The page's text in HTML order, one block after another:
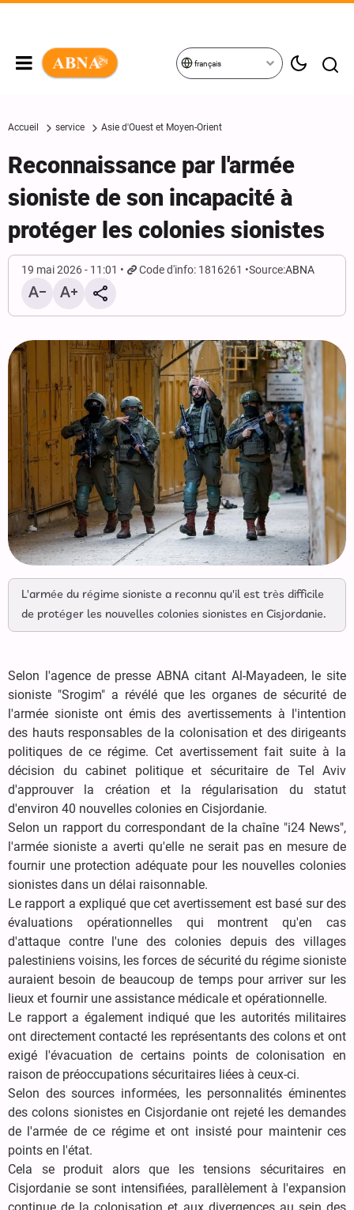
français
Accueil service Asie d'Ouest et Moyen-Orient
Reconnaissance par l'armée
sioniste de son incapacité à
protéger les colonies sionistes
19 mai 2026 - 11:01 Code d'info: 1816261 Source:ABNA
L'armée du régime sioniste a reconnu qu'il est très difficile
de protéger les nouvelles colonies sionistes en Cisjordanie.
Selon l'agence de presse ABNA citant Al-Mayadeen, le site
sioniste "Srogim" a révélé que les organes de sécurité de
l'armée sioniste ont émis des avertissements à l'intention
des hauts responsables de la colonisation et des dirigeants
politiques de ce régime. Cet avertissement fait suite à la
décision du cabinet politique et sécuritaire de Tel Aviv
d'approuver la création et la régularisation du statut
d'environ 40 nouvelles colonies en Cisjordanie.
Selon un rapport du correspondant de la chaîne "i24 News",
l'armée sioniste a averti qu'elle ne serait pas en mesure de
fournir une protection adéquate pour les nouvelles colonies
sionistes dans un délai raisonnable.
Le rapport a expliqué que cet avertissement est basé sur des
évaluations opérationnelles qui montrent qu'en cas
d'attaque contre l'une des colonies depuis des villages
palestiniens voisins, les forces de sécurité du régime sioniste
auraient besoin de beaucoup de temps pour arriver sur les
lieux et fournir une assistance médicale et opérationnelle.
Le rapport a également indiqué que les autorités militaires
ont directement contacté les représentants des colons et ont
exigé l'évacuation de certains points de colonisation en
raison de préoccupations sécuritaires liées à ceux-ci.
Selon des sources informées, les personnalités éminentes
des colons sionistes en Cisjordanie ont rejeté les demandes
de l'armée de ce régime et ont insisté pour maintenir ces
points en l'état.
Cela se produit alors que les tensions sécuritaires en
Cisjordanie se sont intensifiées, parallèlement à l'expansion